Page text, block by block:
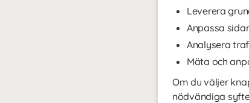
Leverera
Anpassa
Analysera
Mäta och
Om du väljer
nödvändiga